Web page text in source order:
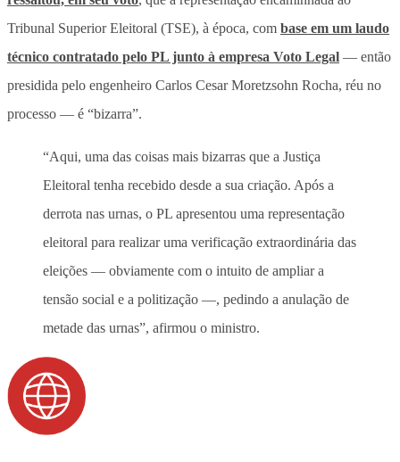
Tribunal Superior Eleitoral (TSE), à época, com base em um laudo
técnico contratado pelo PL junto à empresa Voto Legal — então
presidida pelo engenheiro Carlos Cesar Moretzsohn Rocha, réu no
processo — é “bizarra”.
“Aqui, uma das coisas mais bizarras que a Justiça
Eleitoral tenha recebido desde a sua criação. Após a
derrota nas urnas, o PL apresentou uma representação
eleitoral para realizar uma verificação extraordinária das
eleições — obviamente com o intuito de ampliar a
tensão social e a politização —, pedindo a anulação de
metade das urnas”, afirmou o ministro.